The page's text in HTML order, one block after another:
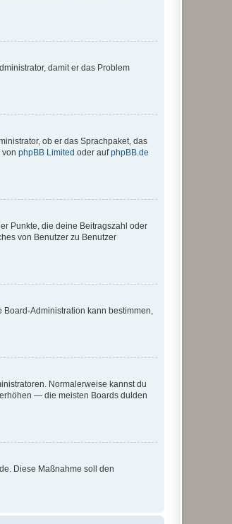
damit er das Problem
ob er das Sprachpaket, das
von phpBB Limited oder aufphpBB.de
Punkte, die deine Beitragszahl oder
von Benutzer zu Benutzer
Board-Administration kann bestimmen,
Normalerweise kannst du
— die meisten Boards dulden
Diese Maßnahme soll den